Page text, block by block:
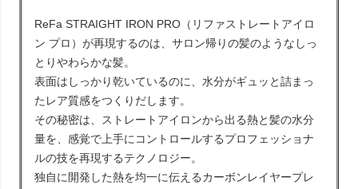
ReFa STRAIGHT IRON PRO（リファストレートアイロ
ン プロ）が再現するのは、サロン帰りの髪のようなしっ
とりやわらかな髪。
表面はしっかり乾いているのに、水分がギュッと詰まっ
たレア質感をつくりだします。
その秘密は、ストレートアイロンから出る熱と髪の水分
量を、感覚で上手にコントロールするプロフェッショナ
ルの技を再現するテクノロジー。
独自に開発した熱を均一に伝えるカーボンレイヤープレ